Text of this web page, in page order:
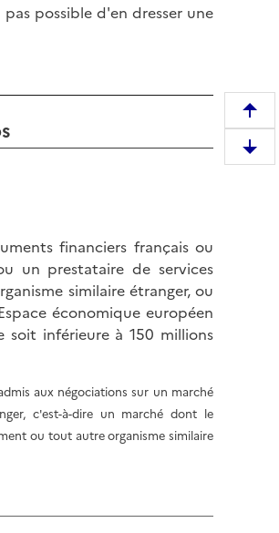
possible d'en dresser une
financiers français ou
un prestataire de services
similaire étranger, ou
économique européen
soit inférieure à 150 millions
aux négociations sur un marché
c'est-à-dire un marché dont le
ou tout autre organisme similaire
e
m
D